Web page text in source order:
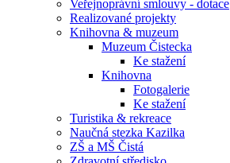
Veřejnoprávní smlouvy - dotace
Realizované projekty
Knihovna & muzeum
Muzeum Čistecka
Ke stažení
Knihovna
Fotogalerie
Ke stažení
Turistika & rekreace
Naučná stezka Kazilka
ZŠ a MŠ Čistá